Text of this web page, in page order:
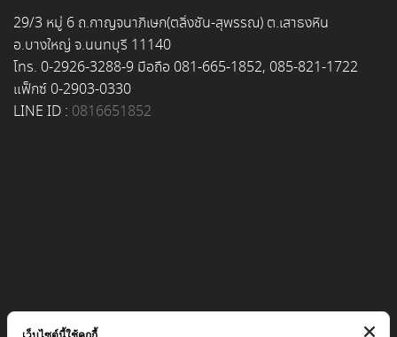
29/3 หมู่ 6 ถ.กาญจนาภิเษก(ตลิ่งชัน-สุพรรณ) ต.เสาธงหิน
อ.บางใหญ่ จ.นนทบุรี 11140
โทร. 0-2926-3288-9 มือถือ 081-665-1852, 085-821-1722
แฟ็กซ์ 0-2903-0330
LINE ID : 0816651852